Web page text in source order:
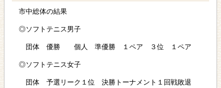
市中総体の結果
◎ソフトテニス男子
団体 優勝 個人 準優勝 １ペア ３位 １ペア
◎ソフトテニス女子
団体 予選リーク１位 決勝トーナメント１回戦敗退